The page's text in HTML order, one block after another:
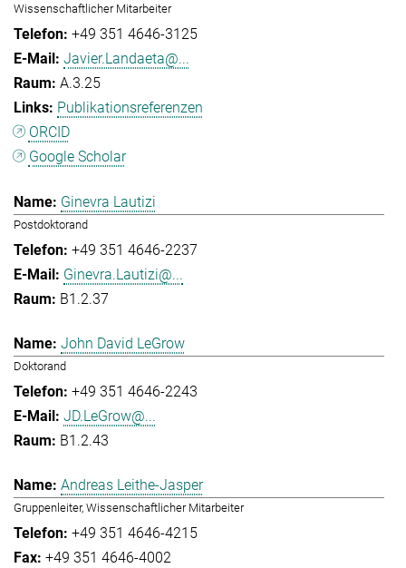
Wissenschaftlicher Mitarbeiter
+49 351 4646-3125
Javier.Landaeta@...
A.3.25
Publikationsreferenzen
ORCID
Google Scholar
Ginevra Lautizi
Postdoktorand
+49 351 4646-2237
Ginevra.Lautizi@...
B1.2.37
John David LeGrow
Doktorand
+49 351 4646-2243
JD.LeGrow@...
B1.2.43
Andreas Leithe-Jasper
Gruppenleiter, Wissenschaftlicher Mitarbeiter
+49 351 4646-4215
+49 351 4646-4002